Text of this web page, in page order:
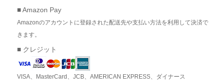
■ Amazon Pay
Amazonのアカウントに登録された配送先や支払い方法を利用して決済で
きます。
■ クレジット
VISA、MasterCard、JCB、AMERICAN EXPRESS、ダイナース